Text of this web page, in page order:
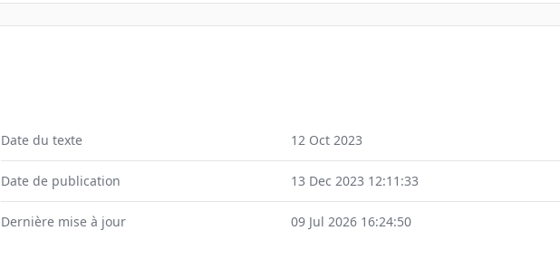
Date du texte 12 Oct 2023
Date de publication 13 Dec 2023 12:11:33
Dernière mise à jour 09 Jul 2026 16:24:50